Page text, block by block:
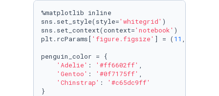
%matplotlib inline
sns.set_style(style='whitegrid' )
sns.set_context(context='notebook' )
plt.rcParams[ 'figure.figsize' ] = ( 11 ,
penguin_color = {
'Adelie' : '#ff6602ff' ,
'Gentoo' : '#0f7175ff' ,
'Chinstrap' :
'#c65dc9ff'
}